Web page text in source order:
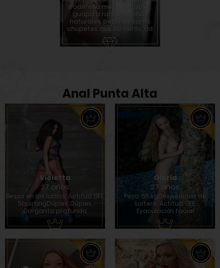
poderosa mega dotación,
guapa a rabiar, pechos
naturales, pezones como
chupetes que comerás, ad
Anal Punta Alta
Violetta
27 años
Besos en los labios, Actitud GFE,
SquirtingDúplex, Dúplex,
Garganta profunda
Gloria
27 años
Peso: 65 kgDespedidas de
soltero, Actitud GFE,
Eyaculación facial